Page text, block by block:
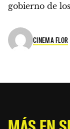
gobierno de
CINEMA FLOR